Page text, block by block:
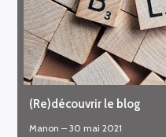
(Re)découvrir le blog
Manon –30 mai 2021